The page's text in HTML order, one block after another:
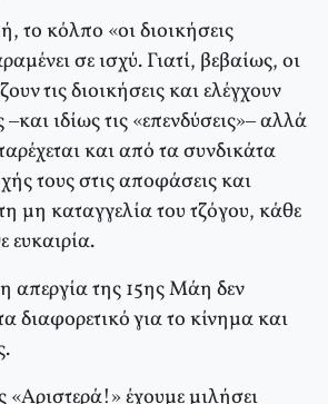
το κόλπο «οι διοικήσεις
σε ισχύ. Γιατί, βεβαίως, οι
τις διοικήσεις και ελέγχουν
–και ιδίως τις «επενδύσεις»– αλλά
και από τα συνδικάτα
τους στις αποφάσεις και
μη καταγγελία του τζόγου, κάθε
ευκαιρία.
απεργία της 15ης Mάη δεν
διαφορετικό για το κίνημα και
«Aριστερά!» έχουμε μιλήσει